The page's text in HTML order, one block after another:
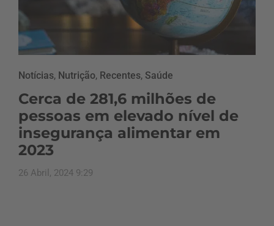
Notícias, Nutrição, Recentes, Saúde
Cerca de 281,6 milhões de
pessoas em elevado nível de
insegurança alimentar em
2023
26 Abril, 2024 9:29